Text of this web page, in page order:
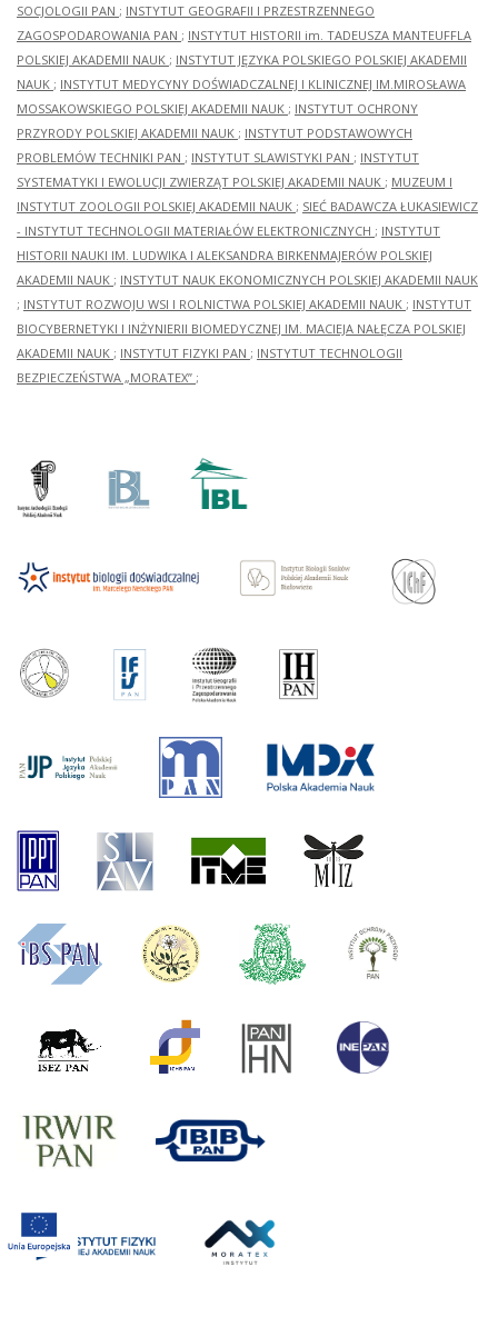
SOCJOLOGII PAN ; INSTYTUT GEOGRAFII I PRZESTRZENNEGO
ZAGOSPODAROWANIA PAN ; INSTYTUT HISTORII im. TADEUSZA MANTEUFFLA
POLSKIEJ AKADEMII NAUK ; INSTYTUT JĘZYKA POLSKIEGO POLSKIEJ AKADEMII
NAUK ; INSTYTUT MEDYCYNY DOŚWIADCZALNEJ I KLINICZNEJ IM.MIROSŁAWA
MOSSAKOWSKIEGO POLSKIEJ AKADEMII NAUK ; INSTYTUT OCHRONY
PRZYRODY POLSKIEJ AKADEMII NAUK ; INSTYTUT PODSTAWOWYCH
PROBLEMÓW TECHNIKI PAN ; INSTYTUT SLAWISTYKI PAN ; INSTYTUT
SYSTEMATYKI I EWOLUCJI ZWIERZĄT POLSKIEJ AKADEMII NAUK ; MUZEUM I
INSTYTUT ZOOLOGII POLSKIEJ AKADEMII NAUK ; SIEĆ BADAWCZA ŁUKASIEWICZ
- INSTYTUT TECHNOLOGII MATERIAŁÓW ELEKTRONICZNYCH ; INSTYTUT
HISTORII NAUKI IM. LUDWIKA I ALEKSANDRA BIRKENMAJERÓW POLSKIEJ
AKADEMII NAUK ; INSTYTUT NAUK EKONOMICZNYCH POLSKIEJ AKADEMII NAUK
; INSTYTUT ROZWOJU WSI I ROLNICTWA POLSKIEJ AKADEMII NAUK ; INSTYTUT
BIOCYBERNETYKI I INŻYNIERII BIOMEDYCZNEJ IM. MACIEJA NAŁĘCZA POLSKIEJ
AKADEMII NAUK ; INSTYTUT FIZYKI PAN ; INSTYTUT TECHNOLOGII
BEZPIECZEŃSTWA „MORATEX” ;